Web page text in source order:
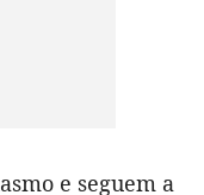
e seguem a